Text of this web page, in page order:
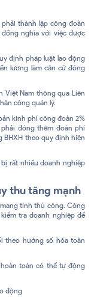
thành lập công đoàn
nghĩa với việc được
định pháp luật lao động
lương làm căn cứ đóng
Việt Nam thông qua Liên
công quản lý.
kinh phí công đoàn 2%
đóng thêm đoàn phí
BHXH theo quy định hiện
rất nhiều doanh nghiệp
thu tăng mạnh
tính thủ công. Công
tra doanh nghiệp để
theo hướng số hóa toàn
toàn có thể tự động
động